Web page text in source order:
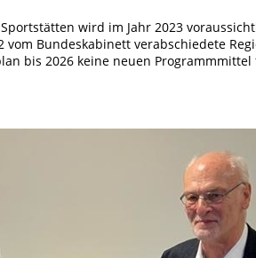
wird im Jahr 2023
vom Bundeskabinett verabschiedete
bis 2026 keine neuen